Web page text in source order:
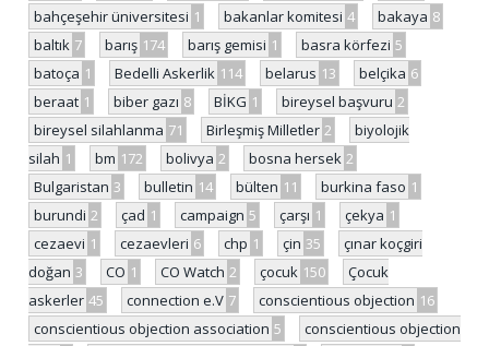
bahçeşehir üniversitesi 1 bakanlar komitesi 4 bakaya 8
baltık 7 barış 174 barış gemisi 1 basra körfezi 5
batoça 1 Bedelli Askerlik 114 belarus 13 belçika 6
beraat 1 biber gazı 8 BİKG 1 bireysel başvuru 2
bireysel silahlanma 71 Birleşmiş Milletler 2
biyolojik
silah 1 bm 172 bolivya 2 bosna hersek 2
Bulgaristan 3 bulletin 14 bülten 11 burkina faso 1
burundi 2 çad 1 campaign 5 çarşı 1 çekya 1
cezaevi 1 cezaevleri 6 chp 1 çin 35
çınar koçgiri
doğan 3 CO 1 CO Watch 2 çocuk 150
Çocuk
askerler 45 connection e.V 7 conscientious objection 16
conscientious objection association 5
conscientious objection